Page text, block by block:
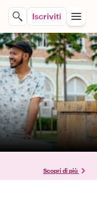
Iscriviti
Scopri di più